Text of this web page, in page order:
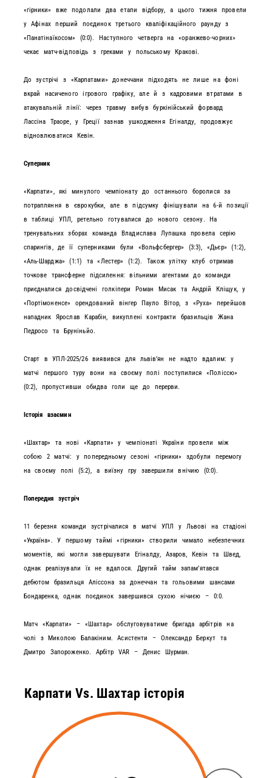
«гірники» вже подолали два етапи відбору, а цього тижня провели
у Афінах перший поєдинок третього кваліфікаційного раунду з
«Панатінаїкосом» (0:0). Наступного четверга на «оранжево-чорних»
чекає матч-відповідь з греками у польському Кракові.
До зустрічі з «Карпатами» донеччани підходять не лише на фоні
вкрай насиченого ігрового графіку, але й з кадровими втратами в
атакувальній лінії: через травму вибув буркінійський форвард
Лассіна Траоре, у Греції зазнав ушкодження Егіналду, продовжує
відновлюватися Кевін.
Суперник
«Карпати», які минулого чемпіонату до останнього боролися за
потрапляння в єврокубки, але в підсумку фінішували на 6-й позиції
в таблиці УПЛ, ретельно готувалися до нового сезону. На
тренувальних зборах команда Владислава Лупашка провела серію
спарингів, де її суперниками були «Вольфсбергер» (3:3), «Дьєр» (1:2),
«Аль-Шарджа» (1:1) та «Лестер» (1:2). Також улітку клуб отримав
точкове трансферне підсилення: вільними агентами до команди
приєдналися досвідчені голкіпери Роман Мисак та Андрій Кліщук, у
«Портімоненсе» орендований вінгер Пауло Вітор, з «Руха» перейшов
нападник Ярослав Карабін, викуплені контракти бразильців Жана
Педросо та Бруніньйо.
Старт в УПЛ-2025/26 виявився для львівʼян не надто вдалим: у
матчі першого туру вони на своєму полі поступилися «Поліссю»
(0:2), пропустивши обидва голи ще до перерви.
Історія взаємин
«Шахтар» та нові «Карпати» у чемпіонаті України провели між
собою 2 матчі: у попередньому сезоні «гірники» здобули перемогу
на своєму полі (5:2), а виїзну гру завершили внічию (0:0).
Попередня зустріч
11 березня команди зустрічалися в матчі УПЛ у Львові на стадіоні
«Україна». У першому таймі «гірники» створили чимало небезпечних
моментів, які могли завершувати Егіналду, Азаров, Кевін та Швед,
однак реалізували їх не вдалося. Другий тайм запамʼятався
дебютом бразильця Аліссона за донеччан та гольовими шансами
Бондаренка, однак поєдинок завершився сухою нічиєю – 0:0.
Матч «Карпати» – «Шахтар» обслуговуватиме бригада арбітрів на
чолі з Миколою Балакіним. Асистенти – Олександр Беркут та
Дмитро Запороженко. Арбітр VAR – Денис Шурман.
Карпати Vs. Шахтар історія